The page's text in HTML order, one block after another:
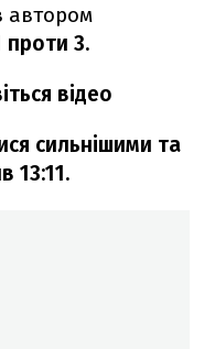
автором
проти 3.
відео
сильнішими та
13:11.